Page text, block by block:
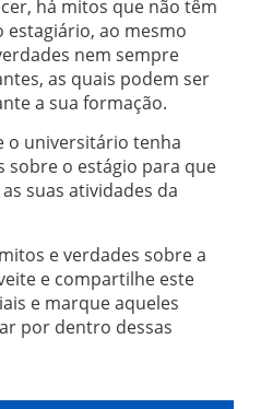
há mitos que não têm
estagiário, ao mesmo
nem sempre
as quais podem ser
a sua formação.
o universitário tenha
sobre o estágio para que
suas atividades da
e verdades sobre a
e compartilhe este
e marque aqueles
por dentro dessas